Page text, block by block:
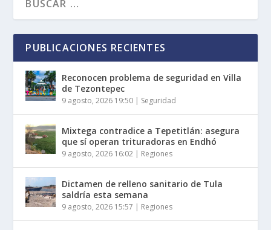
PUBLICACIONES RECIENTES
Reconocen problema de seguridad en Villa
de Tezontepec
9 agosto, 2026 19:50 | Seguridad
Mixtega contradice a Tepetitlán: asegura
que sí operan trituradoras en Endhó
9 agosto, 2026 16:02 | Regiones
Dictamen de relleno sanitario de Tula
saldría esta semana
9 agosto, 2026 15:57 | Regiones